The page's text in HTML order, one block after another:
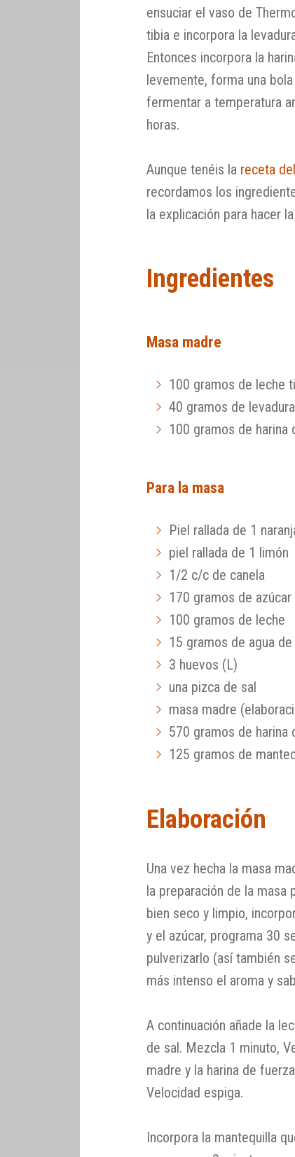
ensuciar el vaso de
tibia e incorpora la
Entonces incorpora la
levemente, forma una
fermentar a temperatura
horas.
Aunque tenéis la receta
recordamos los
la explicación para hacer
Ingredientes
Masa madre
100 gramos de leche
40 gramos de
100 gramos de harina
Para la masa
Piel rallada de 1
piel rallada de 1 limón
1/2 c/c de canela
170 gramos de azúcar
100 gramos de leche
15 gramos de agua de
3 huevos (L)
una pizca de sal
masa madre
570 gramos de harina
125 gramos de
Elaboración
Una vez hecha la masa
la preparación de la masa
bien seco y limpio,
y el azúcar, programa 30
pulverizarlo (así también
más intenso el aroma y
A continuación añade la
de sal. Mezcla 1 minuto,
madre y la harina de
Velocidad espiga.
Incorpora la mantequilla